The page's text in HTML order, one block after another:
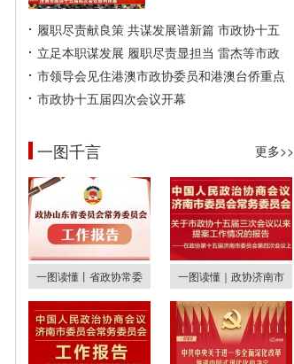
履职尽责献良策 共谋发展谱新篇 市政协十五
立足本职谋发展 履职尽责显担当 雷杰等市政
市领导会见住港澳市政协委员和港澳台侨重点
市政协十五届四次会议开幕
一图千言 更多>>
一图读懂丨省政协常委 一图读懂｜政协济南市